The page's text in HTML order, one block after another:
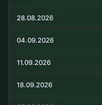
28.08.2026
04.09.2026
11.09.2026
18.09.2026